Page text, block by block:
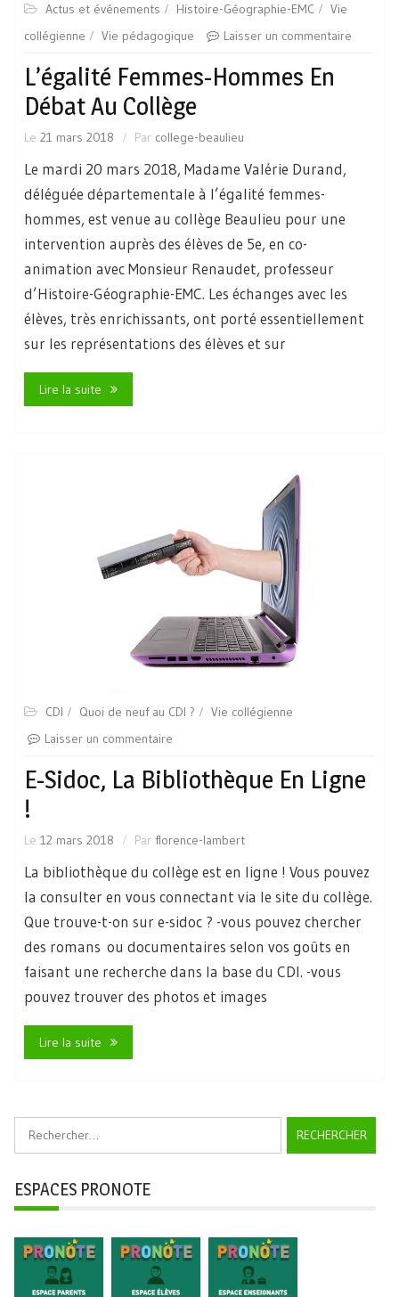
Actus et événements Histoire-Géographie-EMC
Vie
collégienne
Vie pédagogique Laisser un commentaire
L’égalité Femmes-Hommes En
Débat Au Collège
Le 21 mars 2018 Par college-beaulieu
Le mardi 20 mars 2018, Madame Valérie Durand,
déléguée départementale à l’égalité femmes-
hommes, est venue au collège Beaulieu pour une
intervention auprès des élèves de 5e, en co-
animation avec Monsieur Renaudet, professeur
d’Histoire-Géographie-EMC. Les échanges avec les
élèves, très enrichissants, ont porté essentiellement
sur les représentations des élèves et sur
Lire la suite
CDI Quoi de neuf au CDI ?
Vie collégienne
Laisser un commentaire
E-Sidoc, La Bibliothèque En Ligne
!
Le 12 mars 2018 Par florence-lambert
La bibliothèque du collège est en ligne ! Vous pouvez
la consulter en vous connectant via le site du collège.
Que trouve-t-on sur e-sidoc ? -vous pouvez chercher
des romans ou documentaires selon vos goûts en
faisant une recherche dans la base du CDI. -vous
pouvez trouver des photos et images
Lire la suite
ESPACES PRONOTE